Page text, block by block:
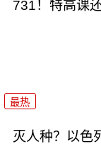
731！特高课
最热
灭人种？以色